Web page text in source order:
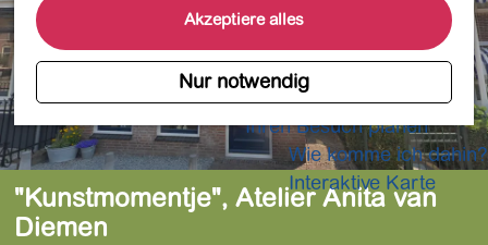
Akzeptiere alles
Nur notwendig
i
e
z
u
r
H
Aktiv und gesund
4-Tage-Wanderung
Übernachtungen
Ihren Besuch planen
Wie komme ich dahin?
Interaktive Karte
"Kunstmomentje", Atelier Anita van
Diemen